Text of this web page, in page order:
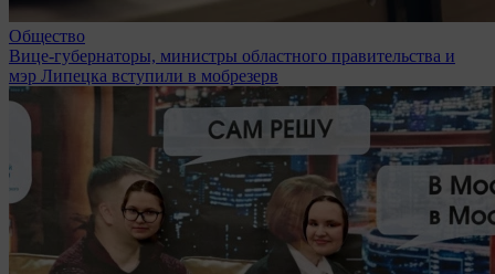
Общество
Вице-губернаторы, министры областного правительства и
мэр Липецка вступили в мобрезерв